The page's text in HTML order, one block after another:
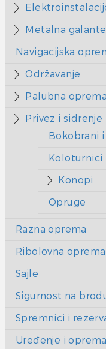
Metalna
Navigacijska
Održavanje
Palubna oprema
Privez i sidrenje
Bokobrani
Koloturnici
Konopi
Opruge
Razna oprema
Ribolovna oprema
Sajle
Sigurnost na
Spremnici i
Uređenje i